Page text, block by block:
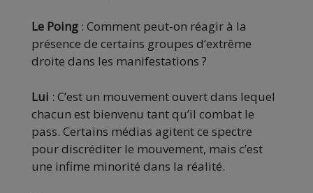
Le Poing : Comment peut-on réagir à la
présence de certains groupes d’extrême
droite dans les manifestations ?
Lui : C’est un mouvement ouvert dans lequel
chacun est bienvenu tant qu’il combat le
pass. Certains médias agitent ce spectre
pour discréditer le mouvement, mais c’est
une infime minorité dans la réalité.